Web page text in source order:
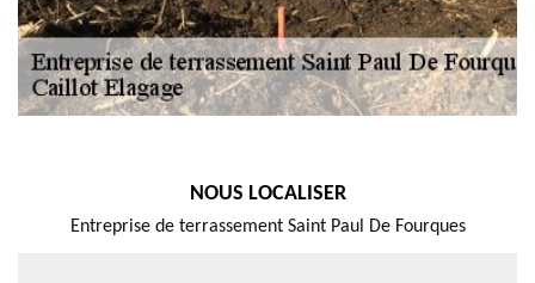
NOUS LOCALISER
Entreprise de terrassement Saint Paul De Fourques